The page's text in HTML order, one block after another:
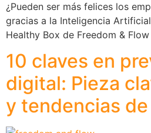
¿Pueden ser más felices los
gracias a la Inteligencia
Healthy Box de Freedom & Flow
10 claves en
digital: Pieza
y tendencias